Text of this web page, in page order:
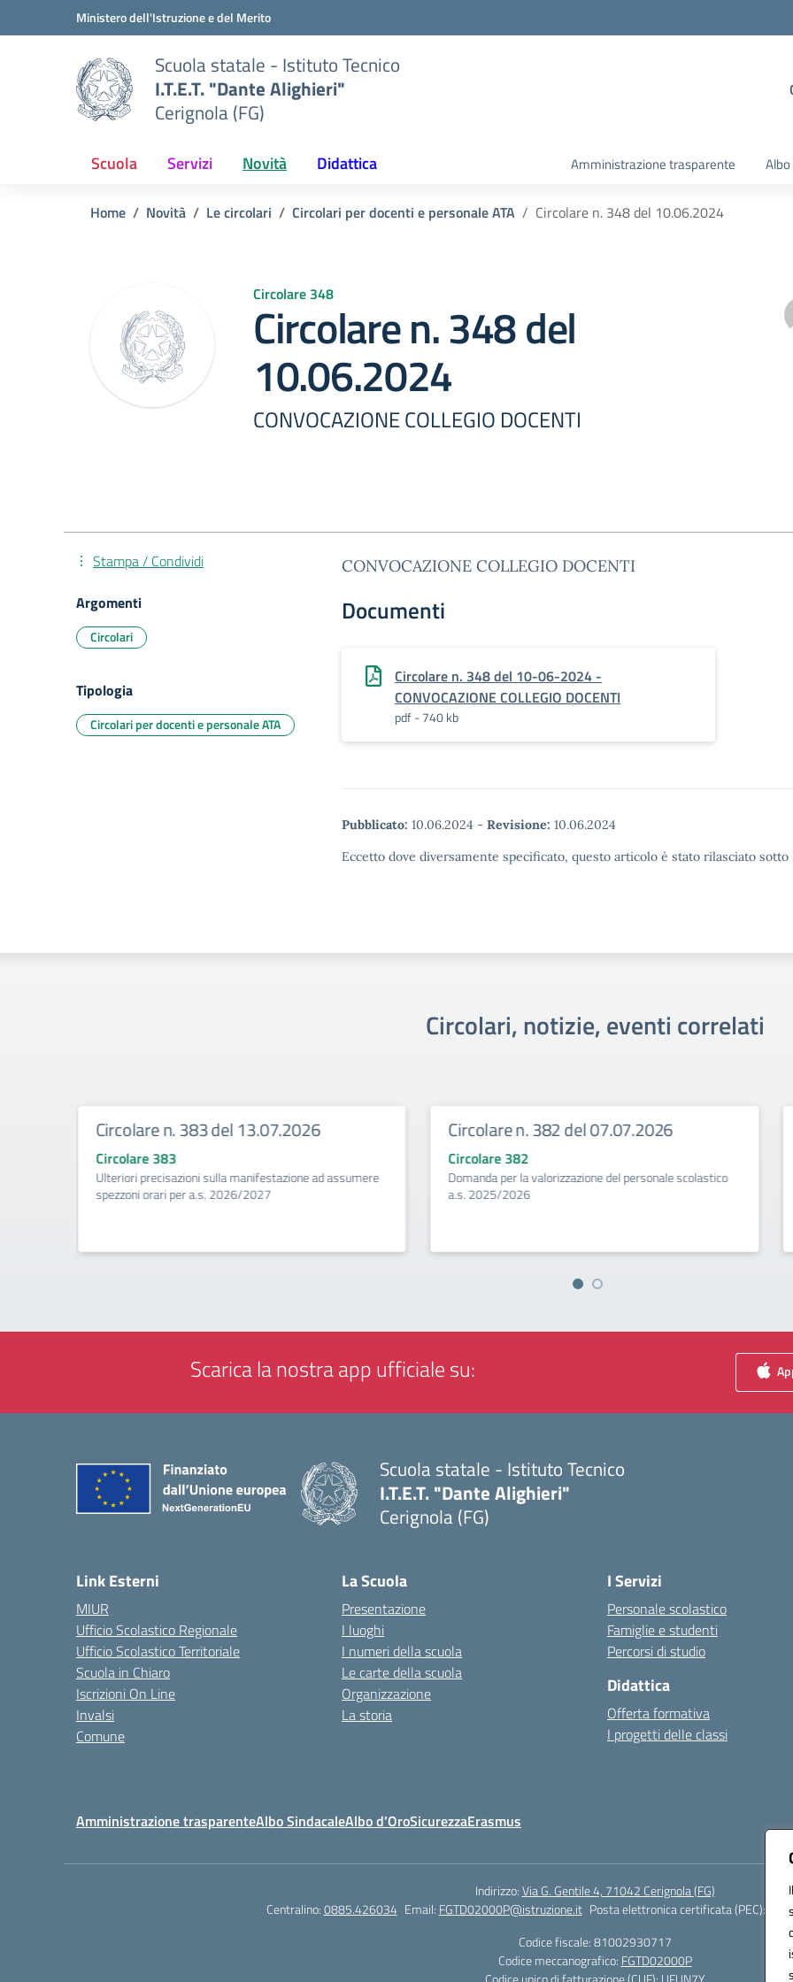
Vai ai contenuti
Vai al menu di navigazioneMinistero dell'Istruzione e del Merito
Scuola statale - Istituto Tecnico
I.T.E.T. "Dante Alighieri"
Cerignola (FG)
Scuola Servizi Novità Didattica Amministrazione trasparente
Home Novità Le circolari Circolari per docenti e personale ATA Circolare n. 348 del 10.06.2024
Circolare 348
Circolare n. 348 del
10.06.2024
CONVOCAZIONE COLLEGIO DOCENTI
CONVOCAZIONE COLLEGIO DOCENTI
Documenti
Circolare n. 348 del 10-06-2024 -
CONVOCAZIONE COLLEGIO DOCENTI
pdf - 740 kb
Pubblicato: 10.06.2024 - Revisione: 10.06.2024
Eccetto dove diversamente specificato, questo articolo è stato rilasciato
Stampa / Condividi
Argomenti
Circolari
Tipologia
Circolari per docenti e personale ATA
Circolari, notizie, eventi correlati
Circolare n. 383 del 13.07.2026
Circolare 383
Ulteriori precisazioni sulla manifestazione ad assumere
spezzoni orari per a.s. 2026/2027
Circolare n. 382 del 07.07.2026
Circolare 382
Domanda per la valorizzazione del personale scolastico
a.s. 2025/2026
Scarica la nostra app ufficiale su:
Scuola statale - Istituto Tecnico
I.T.E.T. "Dante Alighieri"
Cerignola (FG)
Link Esterni
MIUR
Ufficio Scolastico Regionale
Ufficio Scolastico Territoriale
Scuola in Chiaro
Iscrizioni On Line
Invalsi
Comune
La Scuola
Presentazione
I luoghi
I numeri della scuola
Le carte della scuola
Organizzazione
La storia
I Servizi
Personale scolastico
Famiglie e studenti
Percorsi di studio
Didattica
Offerta formativa
I progetti delle classi
Amministrazione trasparenteAlbo SindacaleAlbo d’OroSicurezzaErasmus
Indirizzo:Via G. Gentile 4, 71042 Cerignola (FG)
Centralino:0885.426034 Email: FGTD02000P@istruzione.it Posta elettronica certificata (PEC):
Codice fiscale: 81002930717
Codice meccanografico: FGTD02000P